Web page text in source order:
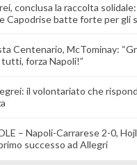
conclusa la raccolta
Capodrise batte forte per gli
Centenario, McTominay:
forza Napoli!”
il volontariato che
– Napoli-Carrarese 2-0,
successo ad Allegri